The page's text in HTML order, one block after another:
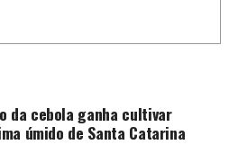
da cebola ganha cultivar
úmido de Santa Catarina